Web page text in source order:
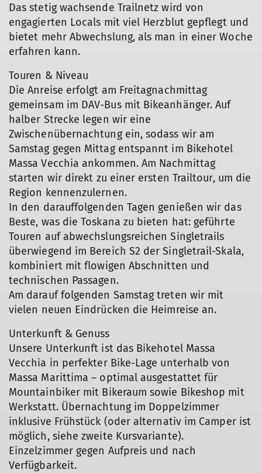
Das stetig wachsende Trailnetz wird von
engagierten Locals mit viel Herzblut gepflegt und
bietet mehr Abwechslung, als man in einer Woche
erfahren kann.
Touren & Niveau
Die Anreise erfolgt am Freitagnachmittag
gemeinsam im DAV-Bus mit Bikeanhänger. Auf
halber Strecke legen wir eine
Zwischenübernachtung ein, sodass wir am
Samstag gegen Mittag entspannt im Bikehotel
Massa Vecchia ankommen. Am Nachmittag
starten wir direkt zu einer ersten Trailtour, um die
Region kennenzulernen.
In den darauffolgenden Tagen genießen wir das
Beste, was die Toskana zu bieten hat: geführte
Touren auf abwechslungsreichen Singletrails
überwiegend im Bereich S2 der Singletrail-Skala,
kombiniert mit flowigen Abschnitten und
technischen Passagen.
Am darauf folgenden Samstag treten wir mit
vielen neuen Eindrücken die Heimreise an.
Unterkunft & Genuss
Unsere Unterkunft ist das Bikehotel Massa
Vecchia in perfekter Bike-Lage unterhalb von
Massa Marittima – optimal ausgestattet für
Mountainbiker mit Bikeraum sowie Bikeshop mit
Werkstatt. Übernachtung im Doppelzimmer
inklusive Frühstück (oder alternativ im Camper ist
möglich, siehe zweite Kursvariante).
Einzelzimmer gegen Aufpreis und nach
Verfügbarkeit.
© DAV Landsberg